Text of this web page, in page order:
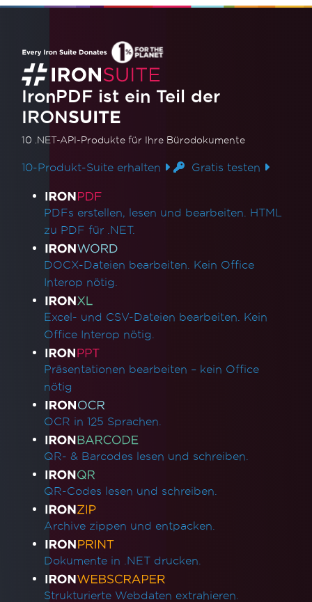
IronPDF ist ein Teil der
IRONSUITE
10 .NET-API-Produkte für Ihre Bürodokumente
10-Produkt-Suite erhalten Gratis testen
Produktlinks
PDFs erstellen, lesen und bearbeiten. HTML
zu PDF für .NET.
DOCX-Dateien bearbeiten. Kein Office
Interop nötig.
Excel- und CSV-Dateien bearbeiten. Kein
Office Interop nötig.
Präsentationen bearbeiten – kein Office
nötig
OCR in 125 Sprachen.
QR- & Barcodes lesen und schreiben.
QR-Codes lesen und schreiben.
Archive zippen und entpacken.
Dokumente in .NET drucken.
Strukturierte Webdaten extrahieren.